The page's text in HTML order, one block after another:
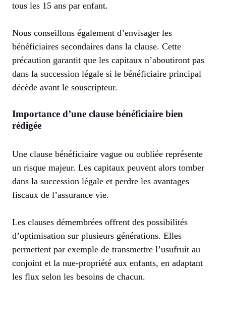
tous les 15 ans par enfant.
Nous conseillons également d’envisager les
bénéficiaires secondaires dans la clause. Cette
précaution garantit que les capitaux n’aboutiront pas
dans la succession légale si le bénéficiaire principal
décède avant le souscripteur.
Importance d’une clause bénéficiaire bien
rédigée
Une clause bénéficiaire vague ou oubliée représente
un risque majeur. Les capitaux peuvent alors tomber
dans la succession légale et perdre les avantages
fiscaux de l’assurance vie.
Les clauses démembrées offrent des possibilités
d’optimisation sur plusieurs générations. Elles
permettent par exemple de transmettre l’usufruit au
conjoint et la nue-propriété aux enfants, en adaptant
les flux selon les besoins de chacun.